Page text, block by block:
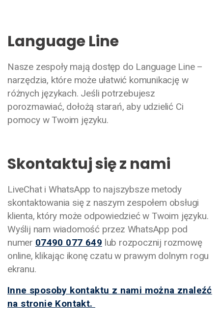
Language Line
Nasze zespoły mają dostęp do Language Line –
narzędzia, które może ułatwić komunikację w
różnych językach. Jeśli potrzebujesz
porozmawiać, dołożą starań, aby udzielić Ci
pomocy w Twoim języku.
Skontaktuj się z nami
LiveChat i WhatsApp to najszybsze metody
skontaktowania się z naszym zespołem obsługi
klienta, który może odpowiedzieć w Twoim języku.
Wyślij nam wiadomość przez WhatsApp pod
numer 07490 077 649 lub rozpocznij rozmowę
online, klikając ikonę czatu w prawym dolnym rogu
ekranu.
Inne sposoby kontaktu z nami można znaleźć
na stronie Kontakt.